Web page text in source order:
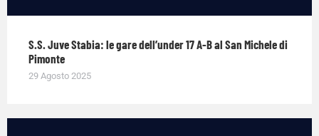
S.S. Juve Stabia: le gare dell’under 17 A-B al San Michele di
Pimonte
29 Agosto 2025